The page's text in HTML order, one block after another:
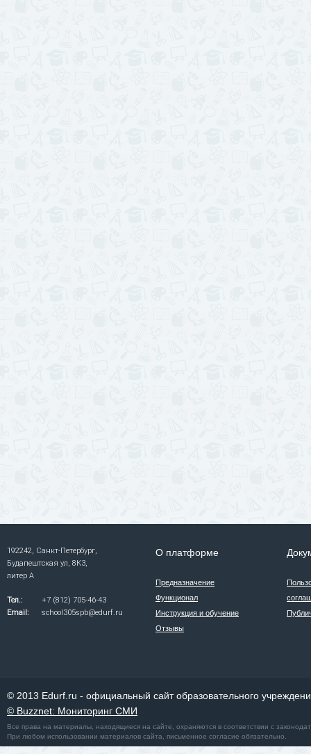
192242, Санкт-Петербург,
Будапештская ул, 8К3,
литер А
Тел.:
+7 (812) 705-46-43
Email:
school305spb@edurf.ru
О платформе
Предназначение
Функционал
Инструкция и обучение
Отзывы
© 2013 Edurf.ru - официальный сайт образовательного
© Buzznet: Мониторинг СМИ
Все права на материалы, находящиеся на сайте, охраняются в соответствии с
При любом использовании материалов сайта, письменное согласие обязательно.